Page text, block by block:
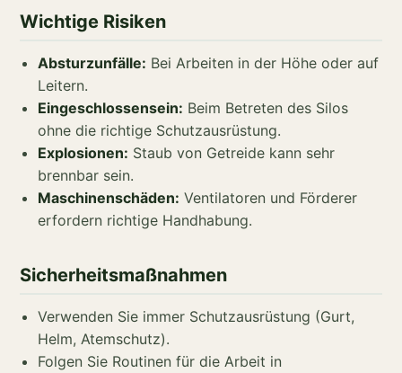
Wichtige Risiken
Absturzunfälle: Bei Arbeiten in der Höhe oder auf
Leitern.
Eingeschlossensein: Beim Betreten des Silos
ohne die richtige Schutzausrüstung.
Explosionen: Staub von Getreide kann sehr
brennbar sein.
Maschinenschäden: Ventilatoren und Förderer
erfordern richtige Handhabung.
Sicherheitsmaßnahmen
Verwenden Sie immer Schutzausrüstung (Gurt,
Helm, Atemschutz).
Folgen Sie Routinen für die Arbeit in